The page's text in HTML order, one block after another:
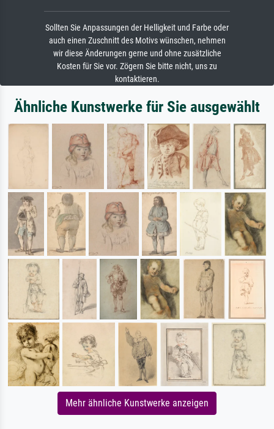
Sollten Sie Anpassungen der Helligkeit und Farbe oder
auch einen Zuschnitt des Motivs wünschen, nehmen
wir diese Änderungen gerne und ohne zusätzliche
Kosten für Sie vor. Zögern Sie bitte nicht, uns zu
kontaktieren.
Ähnliche Kunstwerke für Sie ausgewählt
Mehr ähnliche Kunstwerke anzeigen